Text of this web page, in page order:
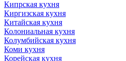
Кипрская кухня
Киргизская кухня
Китайская кухня
Колониальная кухня
Колумбийская кухня
Коми кухня
Корейская кухня